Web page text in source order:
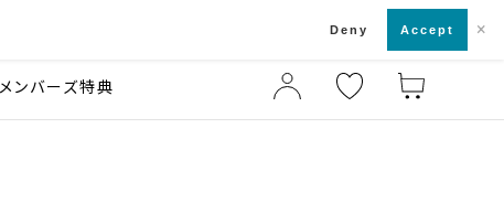
メンバーズ特典
Deny Accept ×